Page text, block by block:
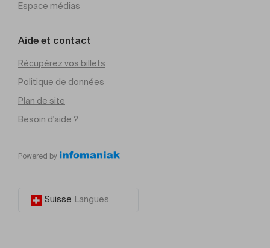
Espace médias
Aide et contact
Récupérez vos billets
Politique de données
Plan de site
Besoin d'aide ?
Powered by
Suisse Langues